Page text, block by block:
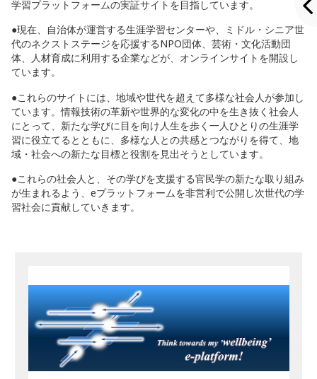
学習プラットフォームの実証サイトを目指しています。
●現在、自治体が運営する生涯学習センターや、ミドル・シニア世
代のネクストステージを応援するNPO団体、芸術・文化活動団
体、人材育成に利用する企業などが、オンラインサイトを開設し
ています。
●これらのサイトには、地域や世代を超えて多様な社会人が参加し
ています。情報技術の革新や世界的な変化の中を生き抜く社会人
にとって、新たな学びに目を向け人生を歩く一人ひとりの生涯学
習に役立てるとともに、多様な人との共感とつながりを得て、地
域・社会への新たな目標と役割を見出そうとしています。
●これらの社会人と、その学びを支援する官民学の新たな取り組み
が生まれるよう、eプラットフォームを非営利で公開し次世代の学
習社会に貢献していきます。